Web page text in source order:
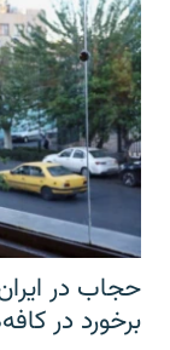
حجاب در
برخورد در